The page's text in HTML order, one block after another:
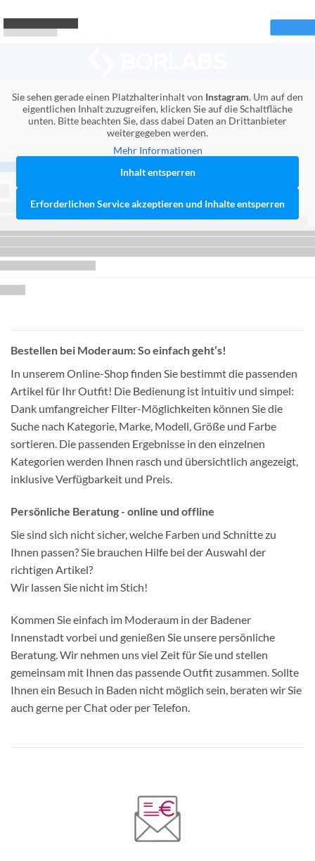
Sie sehen gerade einen Platzhalterinhalt von Instagram. Um auf den
eigentlichen Inhalt zuzugreifen, klicken Sie auf die Schaltfläche
unten. Bitte beachten Sie, dass dabei Daten an Drittanbieter
weitergegeben werden.
Mehr Informationen
Inhalt entsperren
Erforderlichen Service akzeptieren und Inhalte entsperren
Bestellen bei Moderaum: So einfach geht’s!
In unserem Online-Shop finden Sie bestimmt die passenden
Artikel für Ihr Outfit! Die Bedienung ist intuitiv und simpel:
Dank umfangreicher Filter-Möglichkeiten können Sie die
Suche nach Kategorie, Marke, Modell, Größe und Farbe
sortieren. Die passenden Ergebnisse in den einzelnen
Kategorien werden Ihnen rasch und übersichtlich angezeigt,
inklusive Verfügbarkeit und Preis.
Persönliche Beratung - online und offline
Sie sind sich nicht sicher, welche Farben und Schnitte zu
Ihnen passen? Sie brauchen Hilfe bei der Auswahl der
richtigen Artikel?
Wir lassen Sie nicht im Stich!
Kommen Sie einfach im Moderaum in der Badener
Innenstadt vorbei und genießen Sie unsere persönliche
Beratung. Wir nehmen uns viel Zeit für Sie und stellen
gemeinsam mit Ihnen das passende Outfit zusammen. Sollte
Ihnen ein Besuch in Baden nicht möglich sein, beraten wir Sie
auch gerne per Chat oder per Telefon.